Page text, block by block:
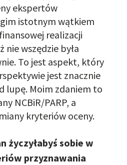
ekspertów
istotnym wątkiem
realizacji
wszędzie była
To jest aspekt, który
jest znacznie
lupę. Moim zdaniem to
NCBiR/PARP, a
kryteriów oceny.
życzyłabyś sobie w
przyznawania